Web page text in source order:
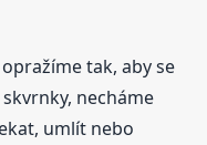
tak, aby se
necháme
umlít nebo